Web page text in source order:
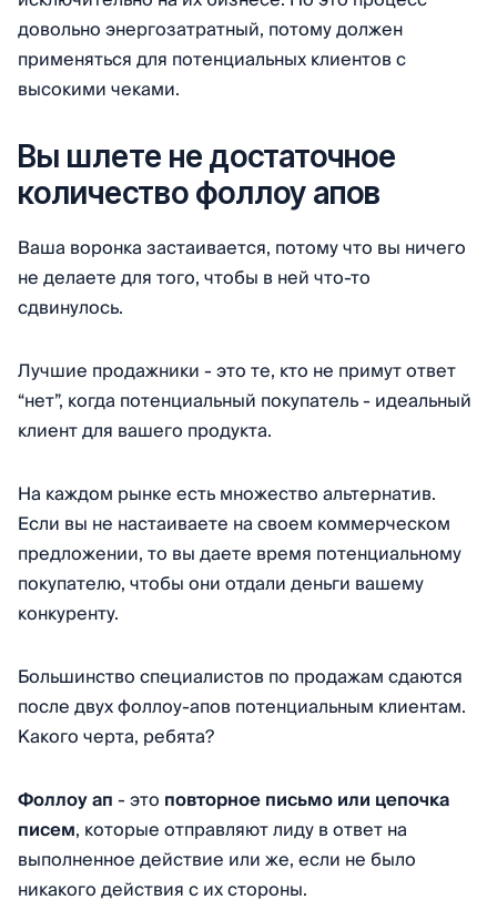
довольно энергозатратный, потому должен
применяться для потенциальных клиентов с
высокими чеками.
Вы шлете не достаточное
количество фоллоу апов
Ваша воронка застаивается, потому что вы ничего
не делаете для того, чтобы в ней что-то
сдвинулось.
Лучшие продажники - это те, кто не примут ответ
“нет”, когда потенциальный покупатель - идеальный
клиент для вашего продукта.
На каждом рынке есть множество альтернатив.
Если вы не настаиваете на своем коммерческом
предложении, то вы даете время потенциальному
покупателю, чтобы они отдали деньги вашему
конкуренту.
Большинство специалистов по продажам сдаются
после двух фоллоу-апов потенциальным клиентам.
Какого черта, ребята?
Фоллоу ап- это повторное письмо или цепочка
писем, которые отправляют лиду в ответ на
выполненное действие или же, если не было
никакого действия с их стороны.